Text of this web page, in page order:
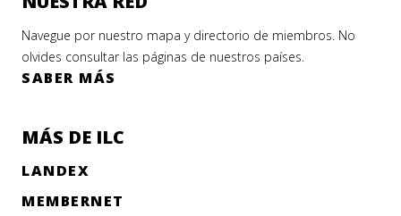
Navegue por nuestro mapa y directorio de miembros. No
olvides consultar las páginas de nuestros países.
SABER MÁS
MÁS DE ILC
LANDEX
MEMBERNET